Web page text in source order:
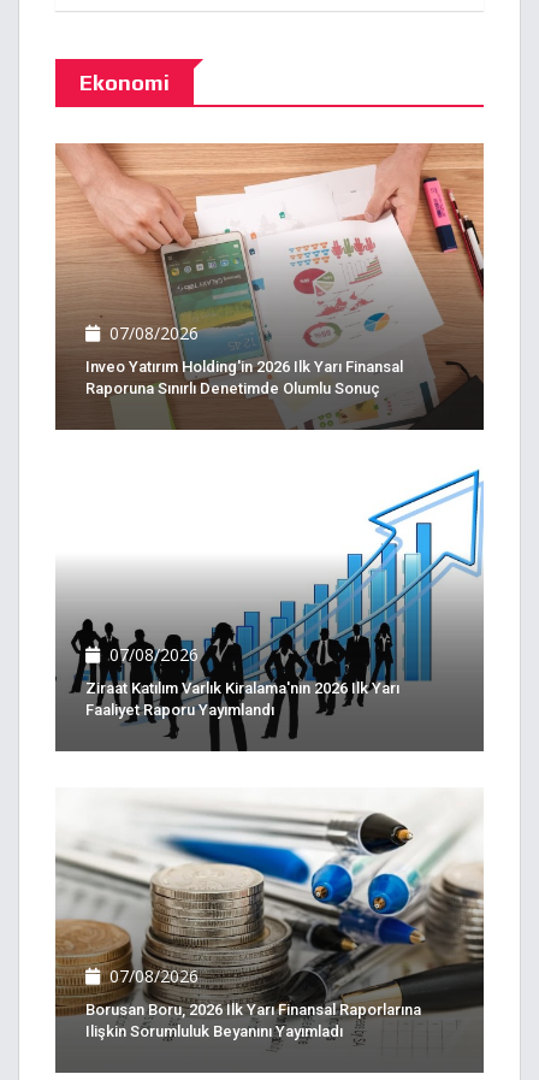
Ekonomi
07/08/2026
Inveo Yatırım Holding'in 2026 Ilk Yarı Finansal
Raporuna Sınırlı Denetimde Olumlu Sonuç
07/08/2026
Ziraat Katılım Varlık Kiralama'nın 2026 Ilk Yarı
Faaliyet Raporu Yayımlandı
07/08/2026
Borusan Boru, 2026 Ilk Yarı Finansal Raporlarına
Ilişkin Sorumluluk Beyanını Yayımladı